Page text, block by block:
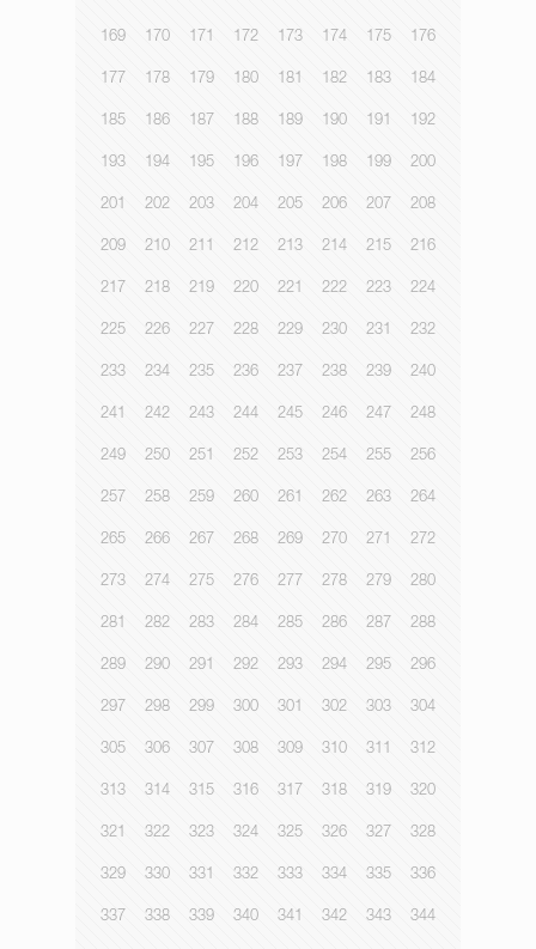
169 170 171 172 173 174 175 176
177 178 179 180 181 182 183 184
185 186 187 188 189 190 191 192
193 194 195 196 197 198 199 200
201 202 203 204 205 206 207 208
209 210 211 212 213 214 215 216
217 218 219 220 221 222 223 224
225 226 227 228 229 230 231 232
233 234 235 236 237 238 239 240
241 242 243 244 245 246 247 248
249 250 251 252 253 254 255 256
257 258 259 260 261 262 263 264
265 266 267 268 269 270 271 272
273 274 275 276 277 278 279 280
281 282 283 284 285 286 287 288
289 290 291 292 293 294 295 296
297 298 299 300 301 302 303 304
305 306 307 308 309 310 311 312
313 314 315 316 317 318 319 320
321 322 323 324 325 326 327 328
329 330 331 332 333 334 335 336
337 338 339 340 341 342 343 344